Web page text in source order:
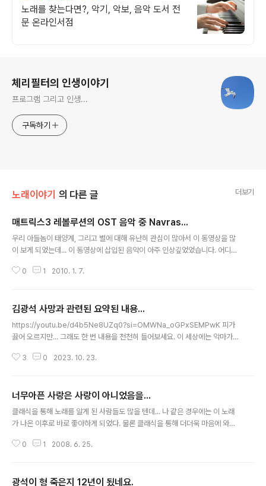
노래를 찾는다면?, 악기, 악보, 음악 도서 전
문 온라인서점
체리필터의 인생이야기
프로그램 그리고 인생...
구독하기
노래이야기 의 다른 글 더보기
매트릭스3 레볼루션의 OST 음악 중 Navras...
우리 아들놈이 태양계, 그리고 별에 대해 유난히 관심이 많아서 이 동영상을 많
이 보게 되었는데... 이 동영상에 삽입된 음악이 아주 인상깊었었습니다. 어디에
리로디드, 3 레볼루션을 보다가 레볼루션 마지막 엔딩 곡으로 이 노래가 나오는
s'란 곡이란 것을 알게 되었습니다. 그런데 노래는 찾아도 나오질 않고, 어렵게
찾아 보니 http://blog.naver.com/skznsdl?Redirect=Log&logNo=10
027687531 블로그에 하나 나오네요. O..
0 1 2010. 1. 7.
김광석 사망과 관련된 요약된 내용...
https://youtu.be/d4b5Ne8UZq0?si=OMWNa_oGPxSEMPwK 피가
끓어 오르지만... 그래도 한 번 내용을 천천히 들어보세요. 이 세상에는 악마가
3 0 2023. 10. 23.
너무아픈 사랑은 사랑이 아니었음을...
클래식을 통해 노래를 알게 된 사람들도 많을 텐데... 나 같은 경우에는 이 노래
가 나온 이후로 바로 좋아하게 되었다. 물론 클래식을 통해 더더욱 마음에 와닿
들... 사람들... 그런 이야기들이 하나 하나 옛기억을 새롭게 만들어... 광석이 형
우스코리아 펴냄 故 가수 김광석의 이야기를 담은『김광석 그가 그리운 오후
0 1 2008. 6. 25.
광석이 형 죽은지 12년이 됬네요.